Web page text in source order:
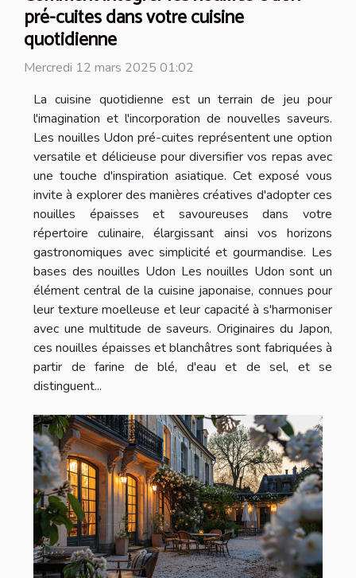
pré-cuites dans votre cuisine
quotidienne
Mercredi 12 mars 2025 01:02
La cuisine quotidienne est un terrain de jeu pour
l'imagination et l'incorporation de nouvelles saveurs.
Les nouilles Udon pré-cuites représentent une option
versatile et délicieuse pour diversifier vos repas avec
une touche d'inspiration asiatique. Cet exposé vous
invite à explorer des manières créatives d'adopter ces
nouilles épaisses et savoureuses dans votre
répertoire culinaire, élargissant ainsi vos horizons
gastronomiques avec simplicité et gourmandise. Les
bases des nouilles Udon Les nouilles Udon sont un
élément central de la cuisine japonaise, connues pour
leur texture moelleuse et leur capacité à s'harmoniser
avec une multitude de saveurs. Originaires du Japon,
ces nouilles épaisses et blanchâtres sont fabriquées à
partir de farine de blé, d'eau et de sel, et se
distinguent...